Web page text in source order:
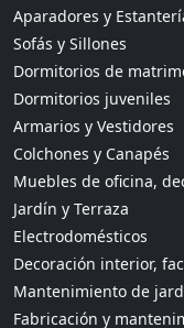
Aparadores y
Sofás y Sillones
Dormitorios de
Dormitorios juveniles
Armarios y Vestidores
Colchones y Canapés
Muebles de oficina,
Jardín y Terraza
Electrodomésticos
Decoración interior,
Mantenimiento de
Fabricación y